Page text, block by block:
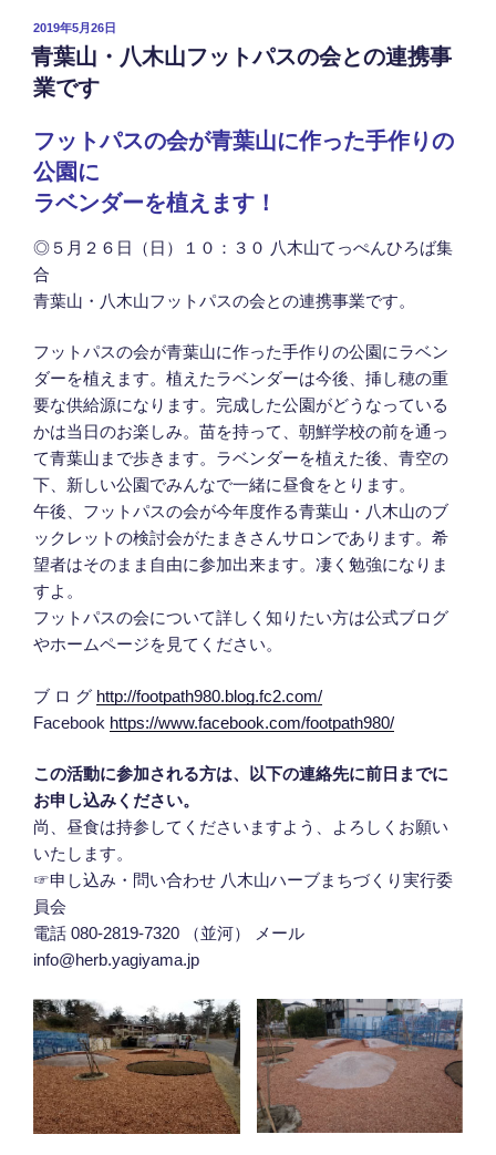
投
稿
日:
2019年5月26日
青葉山・八木山フットパスの会との連携事
業です
フットパスの会が青葉山に作った手作りの
公園に
ラベンダーを植えます！
◎５月２６日（日）１０：３０ 八木山てっぺんひろば集
合
青葉山・八木山フットパスの会との連携事業です。
フットパスの会が青葉山に作った手作りの公園にラベン
ダーを植えます。植えたラベンダーは今後、挿し穂の重
要な供給源になります。完成した公園がどうなっている
かは当日のお楽しみ。苗を持って、朝鮮学校の前を通っ
て青葉山まで歩きます。ラベンダーを植えた後、青空の
下、新しい公園でみんなで一緒に昼食をとります。
午後、フットパスの会が今年度作る青葉山・八木山のブ
ックレットの検討会がたまきさんサロンであります。希
望者はそのまま自由に参加出来ます。凄く勉強になりま
すよ。
フットパスの会について詳しく知りたい方は公式ブログ
やホームページを見てください。
ブ ロ グ http://footpath980.blog.fc2.com/
Facebook https://www.facebook.com/footpath980/
この活動に参加される方は、以下の連絡先に前日までに
お申し込みください。
尚、昼食は持参してくださいますよう、よろしくお願い
いたします。
☞申し込み・問い合わせ 八木山ハーブまちづくり実行委
員会
電話 080-2819-7320 （並河） メール
info@herb.yagiyama.jp